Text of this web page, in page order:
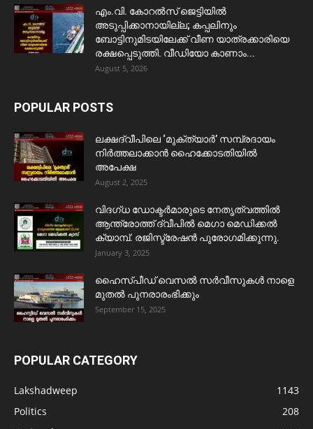
​എം.വി. കോറൽസ് ജെട്ടിയിൽ
അടുപ്പിക്കാനായില്ല; കപ്പലിനും
ബോട്ടിനുമിടയിലേക്ക് വീണ യാത്രക്കാരിയെ
രക്ഷപ്പെടുത്തി. വീഡിയോ കാണാം...
August 5, 2026
POPULAR POSTS
ലക്ഷദ്വീപിലെ ‘മുക്ത്യാർ’ സമ്പ്രദായം
നിർത്തലാക്കാൻ ഹൈക്കോടതിയിൽ
അപേക്ഷ
August 2, 2025
വിദഗ്ധ ഡോക്ടർമാരുടെ നേതൃത്വത്തിൽ
ആന്ത്രോത്ത് ദ്വീപിൽ മെഗാ മെഡിക്കൽ
ക്യാമ്പ്. രജിസ്ട്രേഷൻ പുരോഗമിക്കുന്നു.
January 3, 2025
ഹൈസ്പീഡ് വെസൽ സർവീസുകൾ നാളെ
മുതൽ പുനരാരംഭിക്കും
September 15, 2025
POPULAR CATEGORY
Lakshadweep
1143
Politics
208